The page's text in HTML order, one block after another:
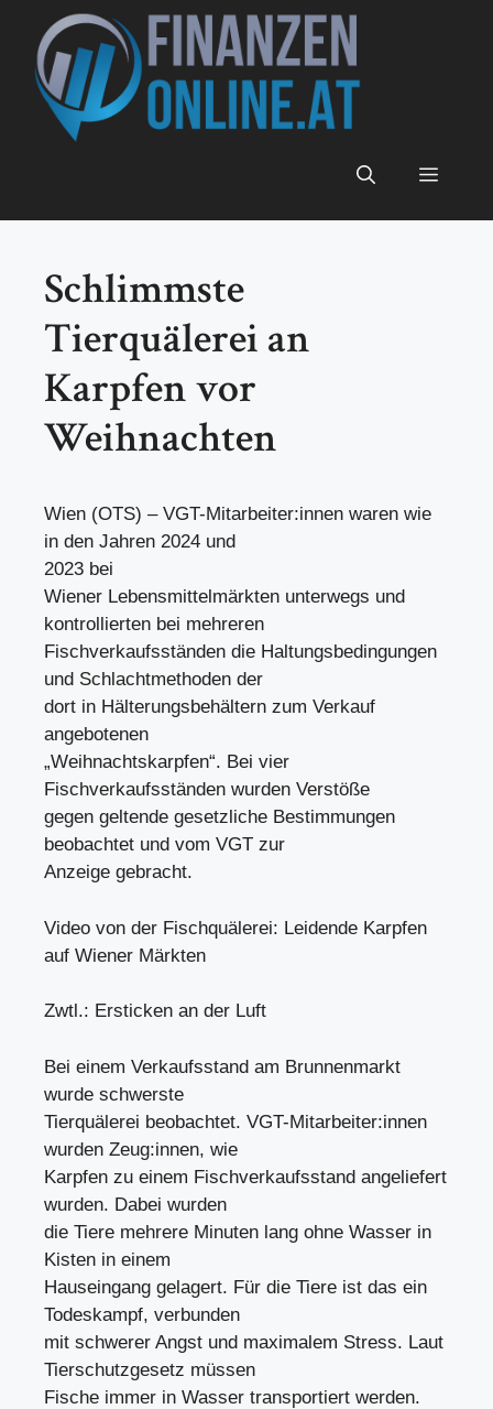
Inhalt
springen
Menü
Schlimmste
Tierquälerei an
Karpfen vor
Weihnachten
Wien (OTS) – VGT-Mitarbeiter:innen waren wie
in den Jahren 2024 und
2023 bei
Wiener Lebensmittelmärkten unterwegs und
kontrollierten bei mehreren
Fischverkaufsständen die Haltungsbedingungen
und Schlachtmethoden der
dort in Hälterungsbehältern zum Verkauf
angebotenen
„Weihnachtskarpfen“. Bei vier
Fischverkaufsständen wurden Verstöße
gegen geltende gesetzliche Bestimmungen
beobachtet und vom VGT zur
Anzeige gebracht.
Video von der Fischquälerei: Leidende Karpfen
auf Wiener Märkten
Zwtl.: Ersticken an der Luft
Bei einem Verkaufsstand am Brunnenmarkt
wurde schwerste
Tierquälerei beobachtet. VGT-Mitarbeiter:innen
wurden Zeug:innen, wie
Karpfen zu einem Fischverkaufsstand angeliefert
wurden. Dabei wurden
die Tiere mehrere Minuten lang ohne Wasser in
Kisten in einem
Hauseingang gelagert. Für die Tiere ist das ein
Todeskampf, verbunden
mit schwerer Angst und maximalem Stress. Laut
Tierschutzgesetz müssen
Fische immer in Wasser transportiert werden.